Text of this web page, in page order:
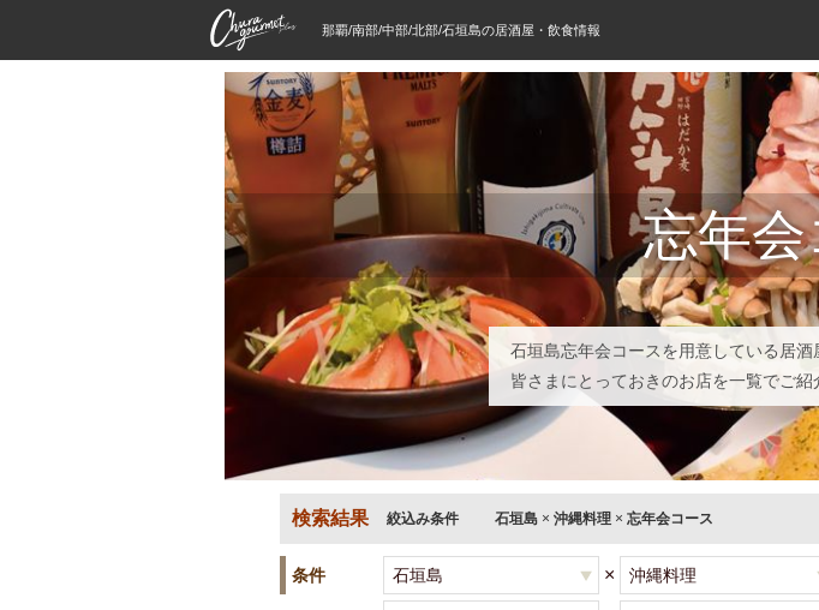
那覇/南部/中部/北部/石垣島の居酒屋・飲食情報
忘年
石垣島忘年会コースを用意している居
皆さまにとっておきのお店を一覧でご
検索結果 絞込み条件 石垣島 × 沖縄料理 × 忘年会コース
条件 ×